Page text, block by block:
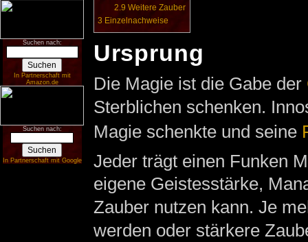
Suchen nach:
In Partnerschaft mit
Amazon.de
Suchen nach:
In Partnerschaft mit Google
2.9 Weitere Zauber
3 Einzelnachweise
Ursprung
Die Magie ist die Gabe der
Sterblichen schenken.
Magie schenkte und seine
Jeder trägt einen Funken
eigene Geistesstärke,
Zauber nutzen kann. Je
werden oder stärkere